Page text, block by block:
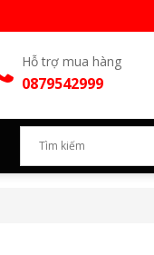
Hỗ trợ mua hàng
0879542999